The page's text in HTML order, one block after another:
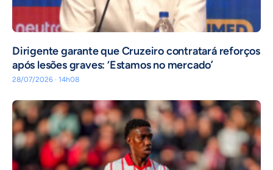
Dirigente garante que Cruzeiro contratará reforços
após lesões graves: ‘Estamos no mercado’
28/07/2026 · 14h08